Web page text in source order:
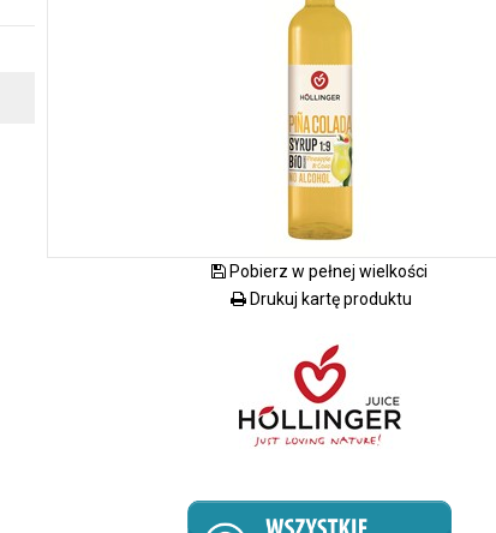
Pobierz w pełnej wielkości
Drukuj kartę produktu